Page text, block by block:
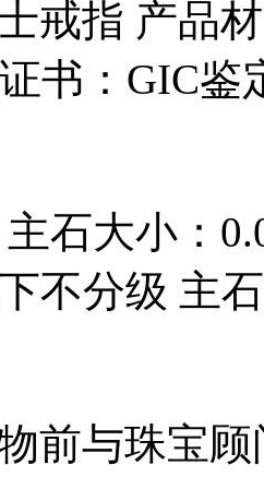
戒指 产品
书：GIC鉴
主石大小：
不分级 主
前与珠宝